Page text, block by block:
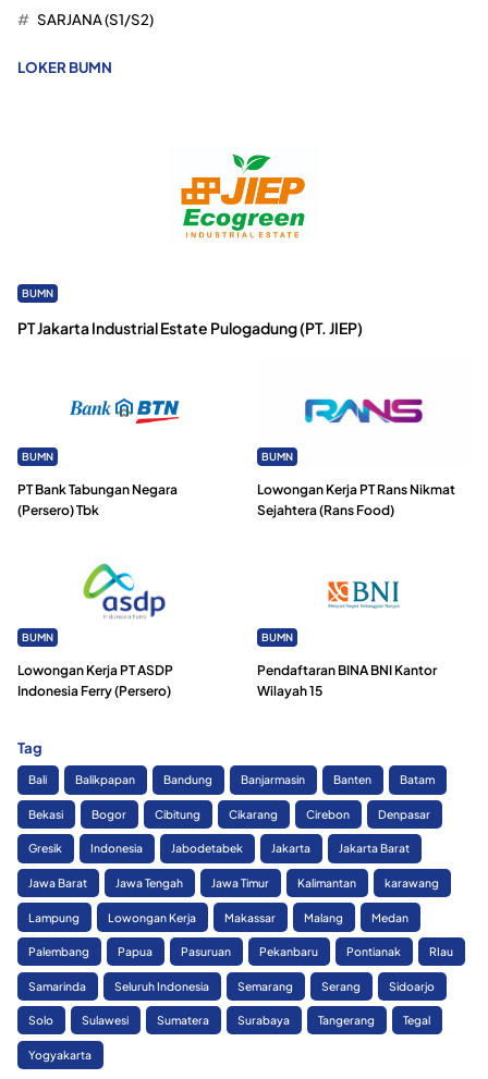
SARJANA (S1/S2)
LOKER BUMN
BUMN
PT Jakarta Industrial Estate Pulogadung (PT. JIEP)
BUMN
PT Bank Tabungan Negara
(Persero) Tbk
BUMN
Lowongan Kerja PT Rans Nikmat
Sejahtera (Rans Food)
BUMN
Lowongan Kerja PT ASDP
Indonesia Ferry (Persero)
BUMN
Pendaftaran BINA BNI Kantor
Wilayah 15
Tag
Bali Balikpapan Bandung Banjarmasin Banten Batam
Bekasi Bogor Cibitung Cikarang Cirebon Denpasar
Gresik Indonesia Jabodetabek Jakarta Jakarta Barat
Jawa Barat Jawa Tengah Jawa Timur Kalimantan karawang
Lampung Lowongan Kerja Makassar Malang Medan
Palembang Papua Pasuruan Pekanbaru Pontianak RIau
Samarinda Seluruh Indonesia Semarang Serang Sidoarjo
Solo Sulawesi Sumatera Surabaya Tangerang Tegal
Yogyakarta